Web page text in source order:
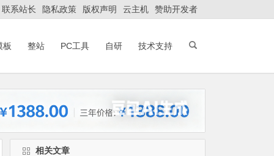
联系站长 隐私政策 版权声明 云主机 赞助开发者
板 整站 PC工具 自研 技术支持
相关文章